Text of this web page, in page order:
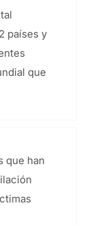
países y
que
que han